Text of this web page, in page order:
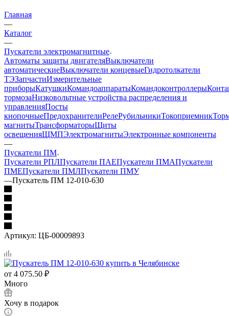
Главная
—
Каталог
—
Пускатели электромагнитные
Автоматы защиты двигателяВыключатели
автоматическиеВыключатели концевыеГидротолкатели
ТЭЗапчастиИзмерительные
приборыКатушкиКомандоаппаратыКомандоконтроллеры
тормозаНизковольтные устройства распределения и
управленияПосты
кнопочныеПредохранителиРелеРубильникиТокоприемник
магнитыТрансформаторыЩиты
освещенияЩМПЭлектромагнитыЭлектронные компоненты
—
Пускатели ПМ
Пускатели РПЛПускатели ПАЕПускатели ПМАПускатели
ПМЕПускатели ПМЛПускатели ПМУ
—Пускатель ПМ 12-010-630
Артикул: ЦБ-00009893
от 4 075.50 ₽
Много
Хочу в подарок